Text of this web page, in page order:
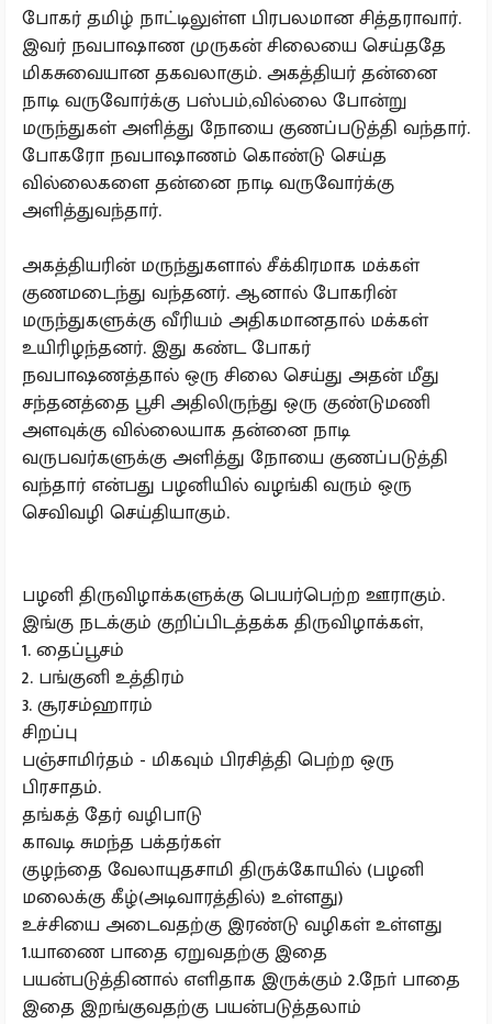
போகர் தமிழ் நாட்டிலுள்ள பிரபலமான சித்தராவார்.
இவர் நவபாஷாண முருகன் சிலையை செய்ததே
மிகசுவையான தகவலாகும். அகத்தியர் தன்னை
நாடி வருவோர்க்கு பஸ்பம்,வில்லை போன்று
மருந்துகள் அளித்து நோயை குணப்படுத்தி வந்தார்.
போகரோ நவபாஷாணம் கொண்டு செய்த
வில்லைகளை தன்னை நாடி வருவோர்க்கு
அளித்துவந்தார்.
அகத்தியரின் மருந்துகளால் சீக்கிரமாக மக்கள்
குணமடைந்து வந்தனர். ஆனால் போகரின்
மருந்துகளுக்கு வீரியம் அதிகமானதால் மக்கள்
உயிரிழந்தனர். இது கண்ட போகர்
நவபாஷணத்தால் ஒரு சிலை செய்து அதன் மீது
சந்தனத்தை பூசி அதிலிருந்து ஒரு குண்டுமணி
அளவுக்கு வில்லையாக தன்னை நாடி
வருபவர்களுக்கு அளித்து நோயை குணப்படுத்தி
வந்தார் என்பது பழனியில் வழங்கி வரும் ஒரு
செவிவழி செய்தியாகும்.
பழனி திருவிழாக்களுக்கு பெயர்பெற்ற ஊராகும்.
இங்கு நடக்கும் குறிப்பிடத்தக்க திருவிழாக்கள்,
1. தைப்பூசம்
2. பங்குனி உத்திரம்
3. சூரசம்ஹாரம்
சிறப்பு
பஞ்சாமிர்தம் - மிகவும் பிரசித்தி பெற்ற ஒரு
பிரசாதம்.
தங்கத் தேர் வழிபாடு
காவடி சுமந்த பக்தர்கள்
குழந்தை வேலாயுதசாமி திருக்கோயில் (பழனி
மலைக்கு கீழ்(அடிவாரத்தில்) உள்ளது)
உச்சியை அடைவதற்கு இரண்டு வழிகள் உள்ளது
1.யாணை பாதை ஏறுவதற்கு இதை
பயன்படுத்தினால் எளிதாக இருக்கும் 2.நோ் பாதை
இதை இறங்குவதற்கு பயன்படுத்தலாம்